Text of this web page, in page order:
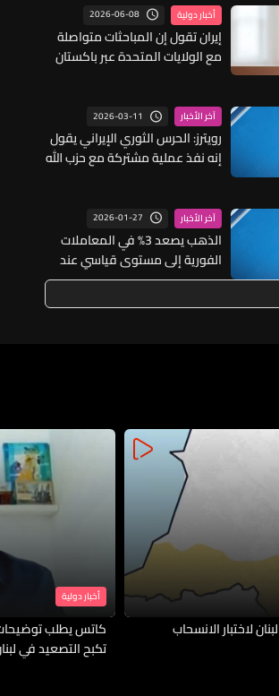
أخبار دولية 2026-06-08
إيران تقول إن المباحثات متواصلة
مع الولايات المتحدة عبر باكستان
آخر الأخبار 2026-03-11
رويترز: الحرس الثوري الإيراني يقول
إنه نفذ عملية مشتركة مع حزب الله
آخر الأخبار 2026-01-27
الذهب يصعد 3% في المعاملات
الفورية إلى مستوى قياسي عند
5167.91 دولار للأونصة
لاختبار الانسحاب
أخبار دولية
كاتس يطلب
تكبح التصعيد في